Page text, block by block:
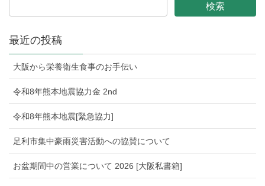
最近の投稿
大阪から栄養衛生食事のお手伝い
令和8年熊本地震協力金 2nd
令和8年熊本地震[緊急協力]
足利市集中豪雨災害活動への協賛について
お盆期間中の営業について 2026 [大阪私書箱]